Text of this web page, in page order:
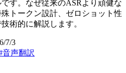
す。なぜ従来のASRより頑健な
トークン設計、ゼロショット性
術的に解説します。
7/3
音声翻訳